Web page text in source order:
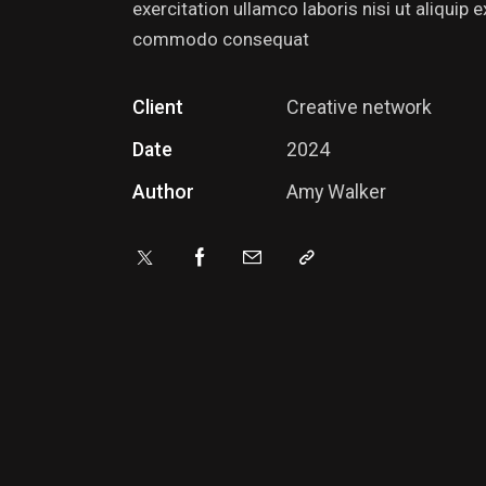
exercitation ullamco laboris nisi ut aliquip
commodo consequat
Client
Creative network
Date
2024
Author
Amy Walker